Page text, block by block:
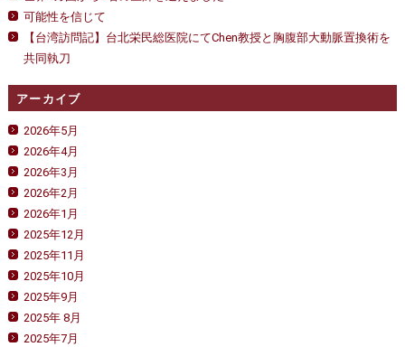
私どもの特色 治療目的と治療対象
手術概要 ご紹介いただく場合
医師募集情報 ドクターカー
トピックス一覧
アーカイブ
可能性を信じて
【台湾訪問記】台北栄民総医院にてChen教授と胸腹部大動脈置換術を
共同執刀
アーカイブ
2026年5月
2026年4月
2026年3月
2026年2月
2026年1月
2025年12月
2025年11月
2025年10月
2025年9月
2025年 8月
2025年7月